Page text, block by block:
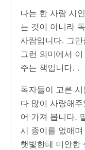
나는 한 사람 시
는 것이 아니라
사람입니다. 그
그런 의미에서
주는 책입니다. .
독자들이 고른
다 많이 사랑해
어 가져 봅니다.
시 종이를 없애며
햇빛한테 미안한